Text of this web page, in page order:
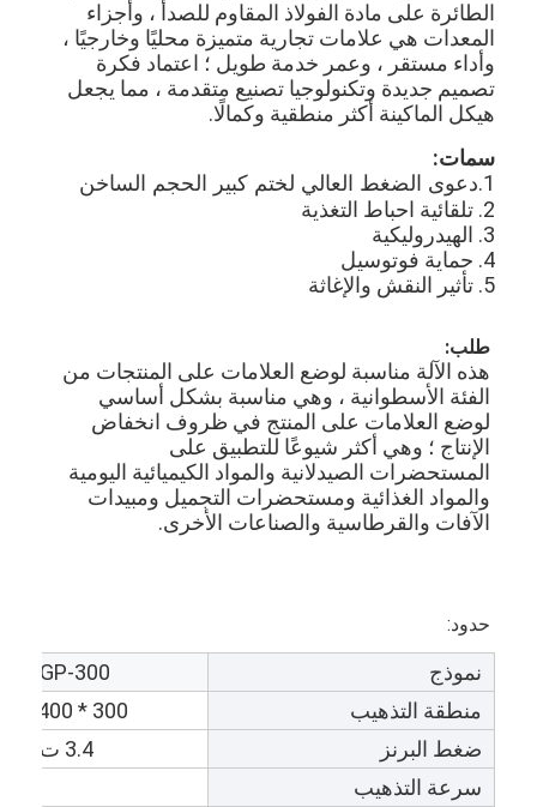
هيكل الماكينة أكثر منطقية وكمالًا.
سمات:
1. دعوى الضغط العالي لختم كبير الحجم الساخن
2. تلقائية احباط التغذية
3. الهيدروليكية
4. حماية فوتوسيل
5. تأثير النقش والإغاثة
طلب:
الآفات والقرطاسية والصناعات الأخرى.
حدود:
نموذج
HGP-300
منطقة التذهيب
300 * 400 مم
ضغط البرنز
3.4 ت
سرعة التذهيب